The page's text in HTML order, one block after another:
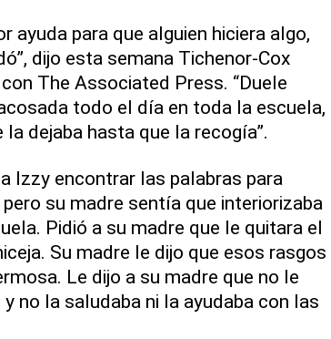
ayuda para que alguien hiciera algo,
dijo esta semana Tichenor-Cox
The Associated Press. “Duele
todo el día en toda la escuela,
dejaba hasta que la recogía”.
Izzy encontrar las palabras para
su madre sentía que interiorizaba
Pidió a su madre que le quitara el
Su madre le dijo que esos rasgos
Le dijo a su madre que no le
no la saludaba ni la ayudaba con las